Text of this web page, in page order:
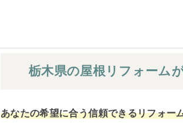
栃木県の屋根 リフォーム
あなたの希望に合う信頼できるリフォー